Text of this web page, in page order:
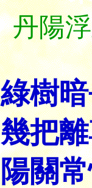
丹陽
綠樹
幾把
陽關